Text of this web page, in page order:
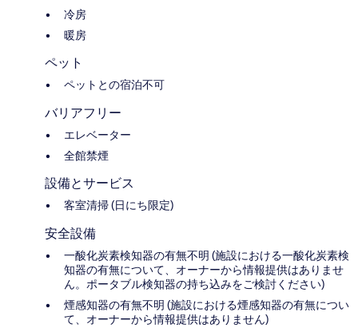
冷房
暖房
ペット
ペットとの宿泊不可
バリアフリー
エレベーター
全館禁煙
設備とサービス
客室清掃 (日にち限定)
安全設備
一酸化炭素検知器の有無不明 (施設における一酸化炭素検
知器の有無について、オーナーから情報提供はありませ
ん。ポータブル検知器の持ち込みをご検討ください)
煙感知器の有無不明 (施設における煙感知器の有無につい
て、オーナーから情報提供はありません)